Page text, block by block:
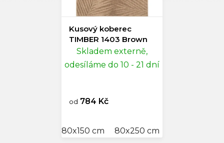
Kusový koberec
TIMBER 1403 Brown
Skladem externě,
odesíláme do 10 - 21 dní
od 784 Kč
80x150 cm 80x250 cm